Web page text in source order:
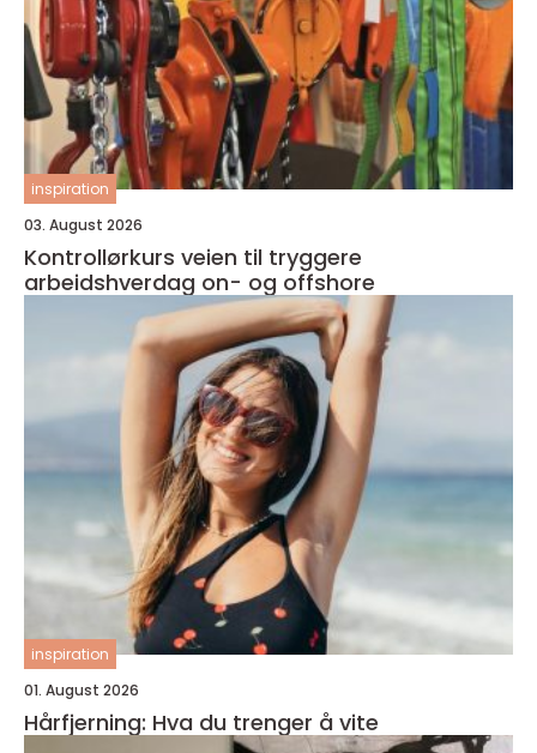
inspiration
03. August 2026
Kontrollørkurs veien til tryggere
arbeidshverdag on- og offshore
inspiration
01. August 2026
Hårfjerning: Hva du trenger å vite